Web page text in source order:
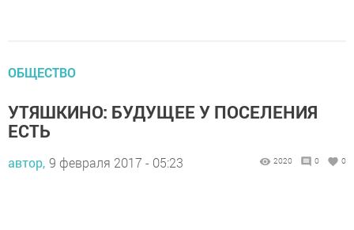
ОБЩЕСТВО
УТЯШКИНО: БУДУЩЕЕ У ПОСЕЛЕНИЯ
ЕСТЬ
автор, 9 февраля 2017 - 05:23 2020 0 0